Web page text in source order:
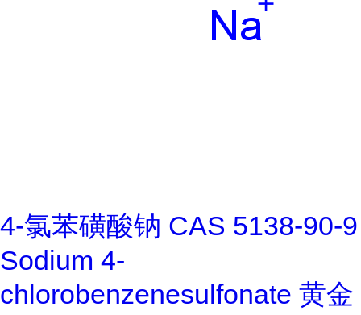
4-氯苯磺酸钠 CAS 5138-90-9
Sodium 4-
chlorobenzenesulfonate 黄金